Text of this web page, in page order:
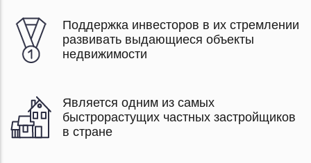
Поддержка инвесторов в их стремлении
развивать выдающиеся объекты
недвижимости
Является одним из самых
быстрорастущих частных застройщиков
в стране